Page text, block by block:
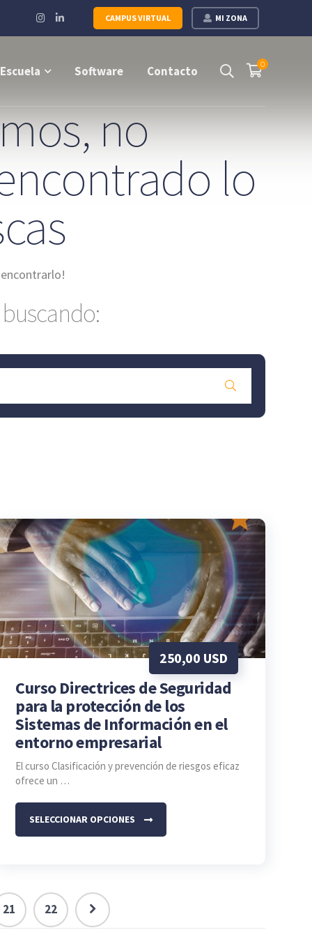
MI ZONA
CAMPUS VIRTUAL
Instagram
Profile
LinkedIn
Profile
0
Escuela Software Contacto
no
lo
Curso Directrices de Seguridad
para la protección de los
Sistemas de Información en el
entorno empresarial
250,00 USD
El curso Clasificación y prevención de riesgos eficaz
ofrece un …
SELECCIONAR OPCIONES
Este
variantes.
Las
21 22